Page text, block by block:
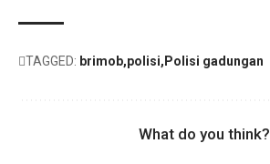
TAGGED: brimob polisi Polisi gadungan
What do you think?